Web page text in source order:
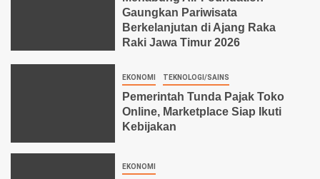
Gaungkan Pariwisata
Berkelanjutan di Ajang Raka
Raki Jawa Timur 2026
EKONOMI TEKNOLOGI/SAINS
Pemerintah Tunda Pajak Toko
Online, Marketplace Siap Ikuti
Kebijakan
EKONOMI